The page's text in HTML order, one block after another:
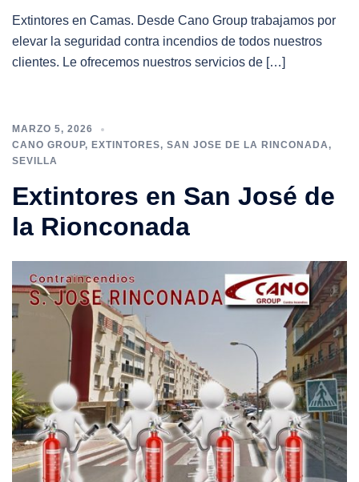
Extintores en Camas. Desde Cano Group trabajamos por
elevar la seguridad contra incendios de todos nuestros
clientes. Le ofrecemos nuestros servicios de […]
MARZO 5, 2026
CANO GROUP, EXTINTORES, SAN JOSE DE LA RINCONADA,
SEVILLA
Extintores en San José de
la Rionconada